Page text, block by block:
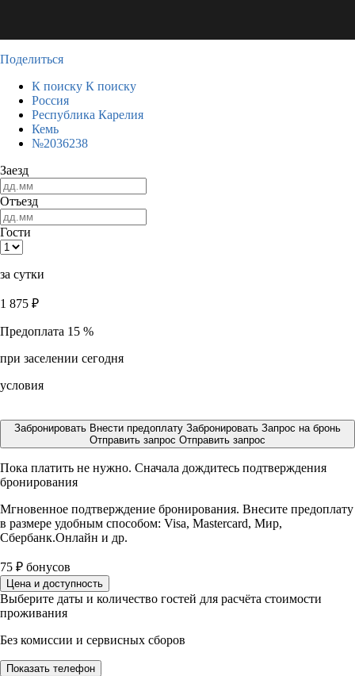
Поделиться
К поиску К поиску
Россия
Республика Карелия
Кемь
№2036238
Заезд
Отъезд
Гости
за сутки
1 875 ₽
Предоплата 15 %
при заселении сегодня
условия
Забронировать Внести предоплату Забронировать Запрос на бронь
Отправить запрос Отправить запрос
Пока платить не нужно. Сначала дождитесь подтверждения
бронирования
Мгновенное подтверждение бронирования. Внесите предоплату
в размере удобным способом: Visa, Mastercard, Мир,
Сбербанк.Онлайн и др.
75 ₽ бонусов
Цена и доступность
Выберите даты и количество гостей для расчёта стоимости
проживания
Без комиссии и сервисных сборов
Показать телефон